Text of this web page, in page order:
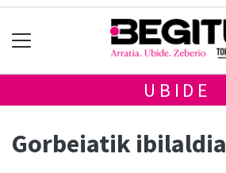
UBIDE
Gorbeiatik ibilaldia